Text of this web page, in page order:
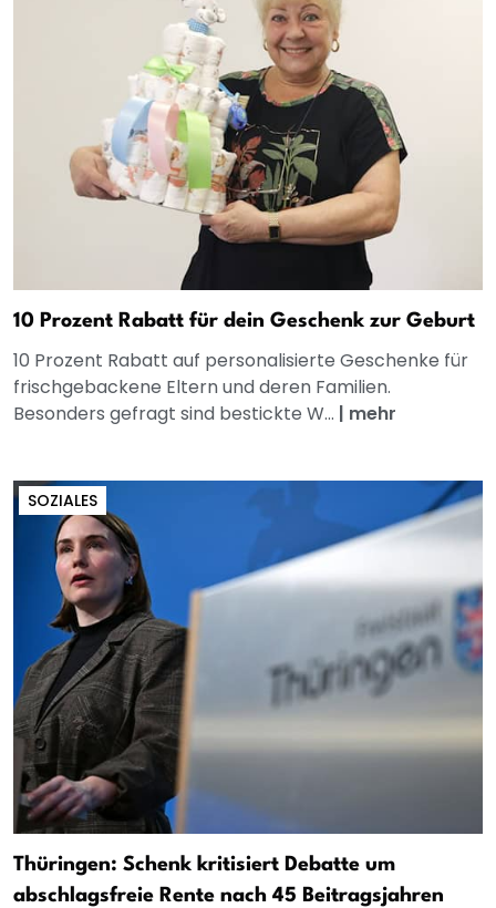
10 Prozent Rabatt für dein Geschenk zur Geburt
10 Prozent Rabatt auf personalisierte Geschenke für
frischgebackene Eltern und deren Familien.
Besonders gefragt sind bestickte W... | mehr
SOZIALES
Thüringen: Schenk kritisiert Debatte um
abschlagsfreie Rente nach 45 Beitragsjahren